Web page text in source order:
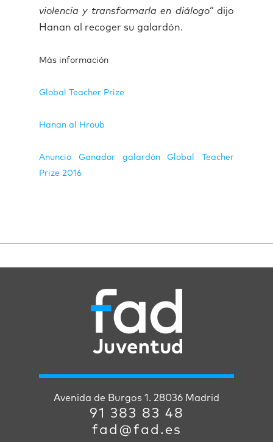
violencia y transformarla en diálogo”dijo
Hanan al recoger su galardón.
Más información
Global Teacher Prize
Hanan al Hroub
Anuncio Ganador galardón Global Teacher
Prize 2016
Avenida de Burgos 1. 28036 Madrid
91 383 83 48
fad@fad.es